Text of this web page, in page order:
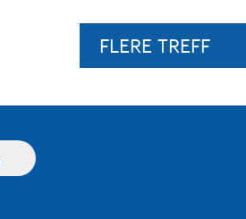
FLERE TREFF